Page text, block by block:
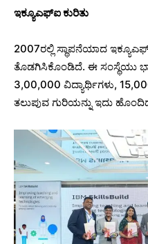
ಇಕ್ಯೂಎಫ್ಐ ಕುರಿತು
2007ರಲ್ಲಿ ಸ್ಥಾಪನೆಯಾದ
ತೊಡಗಿಸಿಕೊಂಡಿದೆ. ಈ ಸಂಸ್ಥೆಯು
3,00,000 ವಿದ್ಯಾರ್ಥಿಗಳು,
ತಲುಪುವ ಗುರಿಯನ್ನು ಇದು